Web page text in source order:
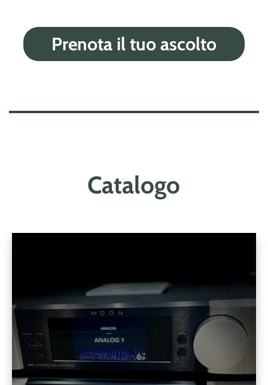
Prenota il tuo ascolto
Catalogo